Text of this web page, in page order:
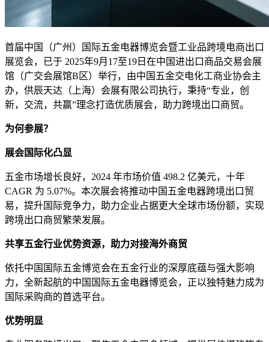
首届中国（广州）国际五金电器博览会暨工业品跨境电商出口
展览会，已于 2025年9月17至19日在中国进出口商品交易会展
馆（广交会展馆B区）举行，由中国五金交电化工商业协会主
办，供辰天达（上海）会展有限公司执行，秉持“专业，创
新，交流，共赢”理念打造优质展会，助力跨境出口商贸。
为何参展？
展会国际化凸显
五金市场增长良好，2024 年市场价值 498.2 亿美元，十年
CAGR 为 5.07%。本次展会将推动中国五金电器跨境出口贸
易，提升国际竞争力，助力企业占据更大全球市场份额，实现
跨境出口商贸繁荣发展。
共享五金行业优势资源，助力对接海外商贸
依托中国国际五金博览会在五金行业的深厚底蕴与强大影响
力，全新起航的中国国际五金电器博览会，正以独特魅力成为
国际采购商的首选平台。
优势明显